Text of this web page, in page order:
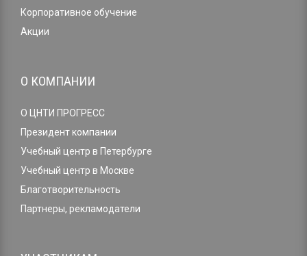
Корпоративное обучение
Акции
О КОМПАНИИ
О ЦНТИ ПРОГРЕСС
Президент компании
Учебный центр в Петербурге
Учебный центр в Москве
Благотворительность
Партнеры, рекламодатели